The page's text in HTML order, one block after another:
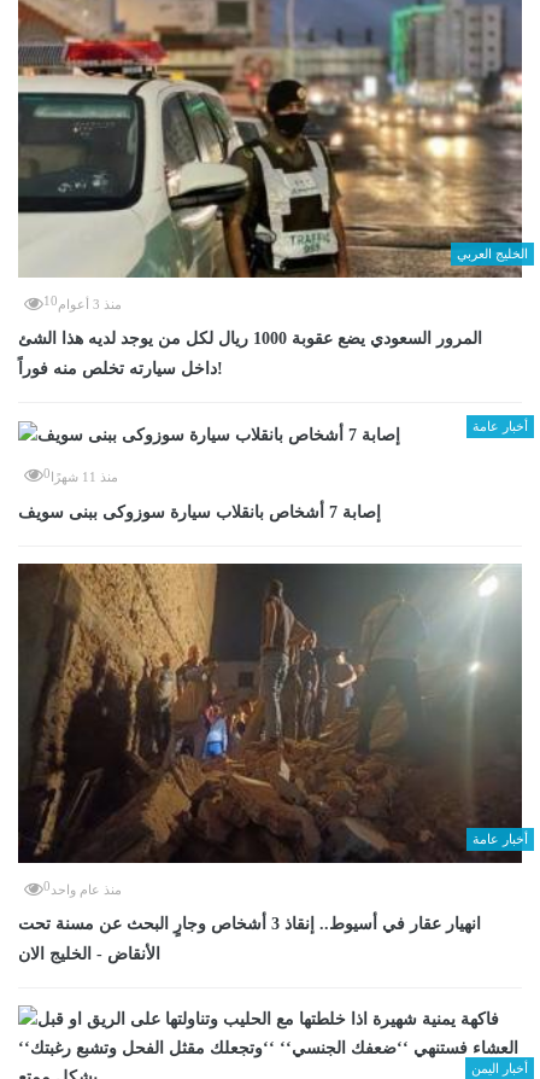
الخليج العربي
منذ 3 أعوام 10
المرور السعودي يضع عقوبة 1000 ريال لكل من يوجد لديه هذا الشئ
داخل سيارته تخلص منه فوراً!
أخبار عامة
منذ 11 شهرًا 0
إصابة 7 أشخاص بانقلاب سيارة سوزوكى ببنى سويف
أخبار عامة
منذ عام واحد 0
انهيار عقار في أسيوط.. إنقاذ 3 أشخاص وجارٍ البحث عن مسنة تحت
الأنقاض - الخليج الان
أخبار اليمن